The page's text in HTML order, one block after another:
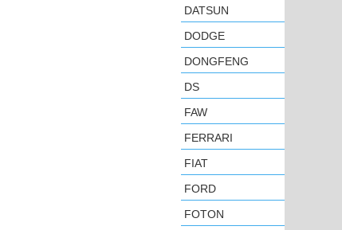
DATSUN
DODGE
DONGFENG
DS
FAW
FERRARI
FIAT
FORD
FOTON